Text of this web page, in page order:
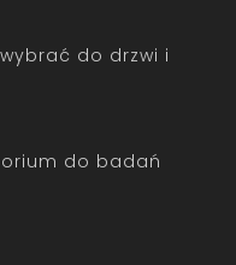
do drzwi i
do badań